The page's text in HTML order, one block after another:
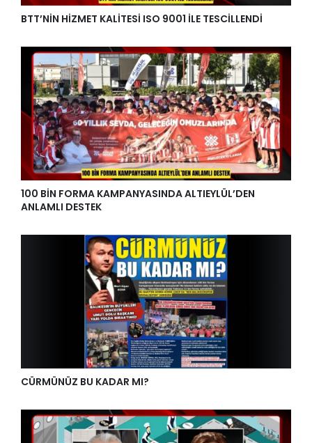
BTT’NİN HİZMET KALİTESİ ISO 9001 İLE TESCİLLENDİ
100 BİN FORMA KAMPANYASINDA ALTIEYLÜL’DEN
ANLAMLI DESTEK
CÜRMÜNÜZ BU KADAR MI?